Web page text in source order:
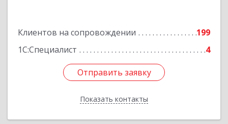
Клиентов на сопровождении
199
1С:Специалист
4
Отправить заявку
Показать контакты
Отправить заявку
Назад